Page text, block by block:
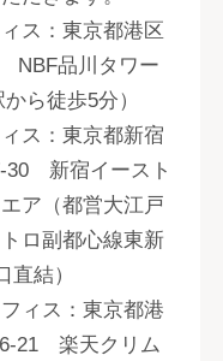
ス：東京都港区
NBF品川タワー
から徒歩5分）
ス：東京都新宿
30 新宿イースト
ア（都営大江戸
ロ副都心線東新
直結）
ィス：東京都港
6-21 楽天クリム